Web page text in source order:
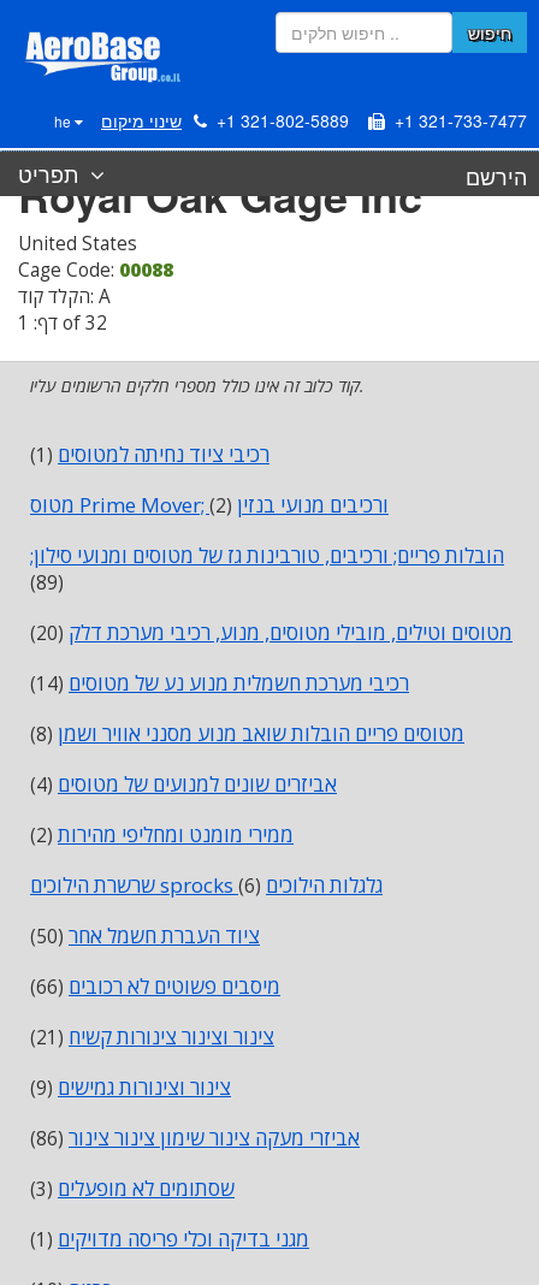
he שינוי מיקום +1 321-802-5889 +1 321-733-7477
חיפוש
הירשם Royal Oak Gage Inc
United States
Cage Code: 00088
הקלד קוד: A
דף: 1 of 32
קוד כלוב זה אינו כולל מספרי חלקים הרשומים עליו.
רכיבי ציוד נחיתה למטוסים (1)
מטוס Prime Mover; ורכיבים מנועי בנזין (2)
הובלות פריים; ורכיבים, טורבינות גז של מטוסים ומנועי סילון;
(89)
מטוסים וטילים, מובילי מטוסים, מנוע, רכיבי מערכת דלק (20)
רכיבי מערכת חשמלית מנוע נע של מטוסים (14)
מטוסים פריים הובלות שואב מנוע מסנני אוויר ושמן (8)
אביזרים שונים למנועים של מטוסים (4)
ממירי מומנט ומחליפי מהירות(2)
שרשרת הילוכים sprocks גלגלות הילוכים (6)
ציוד העברת חשמל אחר (50)
מיסבים פשוטים לא רכובים (66)
צינור וצינור צינורות קשיח (21)
צינור וצינורות גמישים (9)
אביזרי מעקה צינור שימון צינור צינור (86)
שסתומים לא מופעלים (3)
מגני בדיקה וכלי פריסה מדויקים (1)